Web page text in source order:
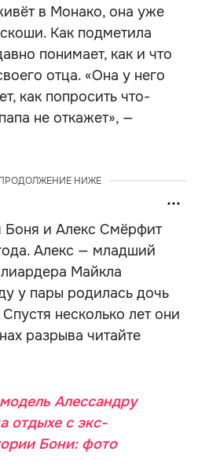
в Монако, она уже
Как подметила
понимает, как и что
отца. «Она у него
как попросить что-
не откажет», —
НИЖЕ
и Алекс Смёрфит
Алекс — младший
Майкла
у пары родилась дочь
несколько лет они
разрыва читайте
Алессандру
отдыхе с экс-
Бони: фото